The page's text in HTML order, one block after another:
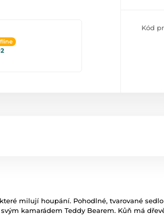
Kód
milují houpání. Pohodlné, tvarované
kamarádem Teddy Bearem. Kůň má